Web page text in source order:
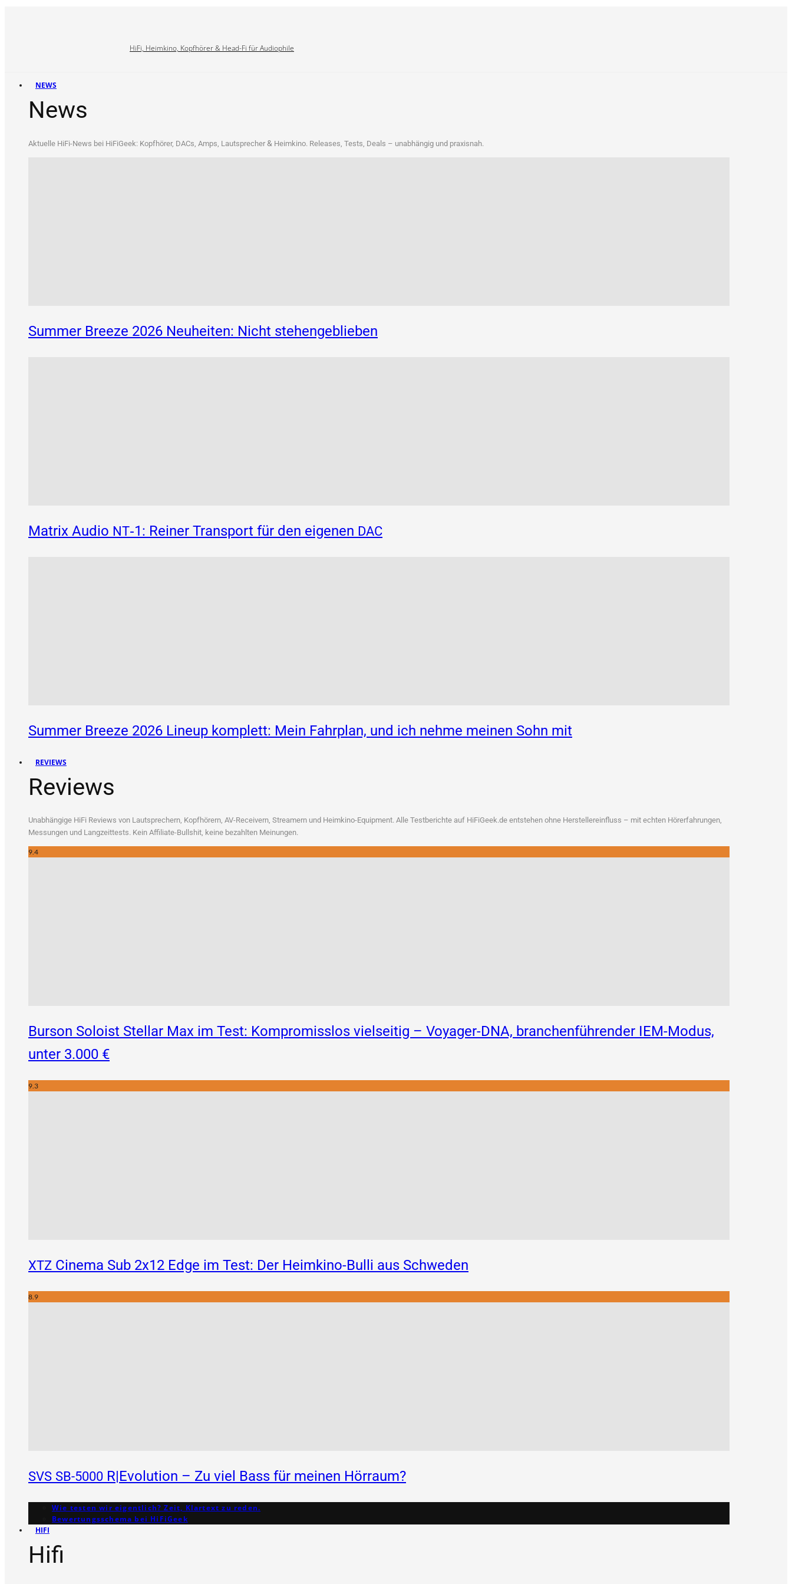
HiFi, Heimkino, Kopfhörer & Head-Fi für Audiophile
NEWS
News
Aktu­el­le HiFi-News bei HiFi­Ge­ek: Kopf­hö­rer, DACs, Amps, Laut­spre­cher & Heim­ki­no. Releases, Tests, Deals – unab­hän­gig und praxisnah.
Summer Breeze 2026 Neuheiten: Nicht stehengeblieben
Matrix Audio NT‑1: Reiner Transport für den eigenen DAC
Summer Breeze 2026 Lineup komplett: Mein Fahrplan, und ich nehme meinen Sohn mit
REVIEWS
Reviews
Unab­hän­gi­ge HiFi Reviews von Laut­spre­chern, Kopf­hö­rern, AV-Recei­vern, Strea­mern und Heim­ki­no-Equip­ment. Alle Test­be­rich­te auf HiFiGeek.de ent­ste­hen ohne Her­stel­ler­ein­fluss – mit ech­ten Hör­erfah­run­gen,
Mes­sun­gen und Lang­zeit­tests. Kein Affi­lia­te-Bull­shit, kei­ne bezahl­ten Meinungen.
9.4
Burson Soloist Stellar Max im Test: Kompromisslos vielseitig – Voyager-DNA, branchenführender IEM-Modus,
unter 3.000 €
9.3
XTZ Cinema Sub 2x12 Edge im Test: Der Heimkino-Bulli aus Schweden
8.9
SVS SB-5000 R|Evolution – Zu viel Bass für meinen Hörraum?
Wie testen wir eigentlich? Zeit, Klartext zu reden.
Bewertungs­schema bei HiFiGeek
HIFI
Hifi